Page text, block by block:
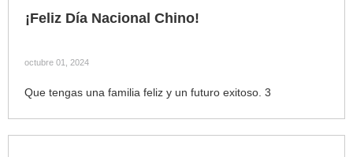
¡Feliz Día Nacional Chino!
octubre 01, 2024
Que tengas una familia feliz y un futuro exitoso. 3